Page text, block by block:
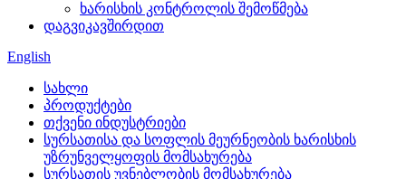
ხარისხის კონტროლის შემოწმება
დაგვიკავშირდით
English
სახლი
პროდუქტები
თქვენი ინდუსტრიები
სურსათისა და სოფლის მეურნეობის ხარისხის
უზრუნველყოფის მომსახურება
სურსათის უვნებლობის მომსახურება